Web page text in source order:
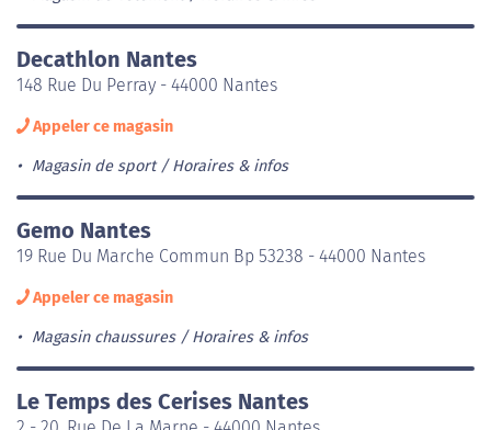
Decathlon Nantes
148 Rue Du Perray - 44000 Nantes
Appeler ce magasin
Magasin de sport Horaires & infos
Gemo Nantes
19 Rue Du Marche Commun Bp 53238 - 44000 Nantes
Appeler ce magasin
Magasin chaussures Horaires & infos
Le Temps des Cerises Nantes